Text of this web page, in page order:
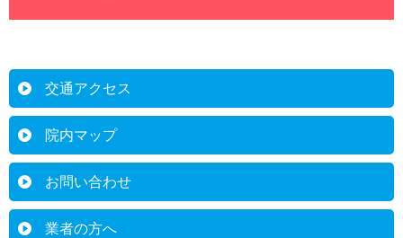
交通アクセス
院内マップ
お問い合わせ
業者の方へ